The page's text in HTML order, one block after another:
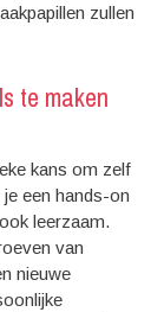
zullen
te maken
kans om zelf
een hands-on
leerzaam.
van
nieuwe